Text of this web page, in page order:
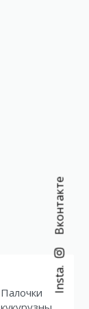
Палочки
Insta.
Вконтакте